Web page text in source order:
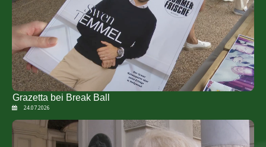
Grazetta bei Break Ball
24.07.2026